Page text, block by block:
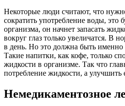
Некоторые люди считают, что
сократить употребление воды, это
организма, он начнет запасать
вокруг глаз только увеличатся. В
в день. Но это должна быть именно
Такие напитки, как кофе, только
жидкости в организме. Так что
потребление жидкости, а улучшить
Немедикаментозное